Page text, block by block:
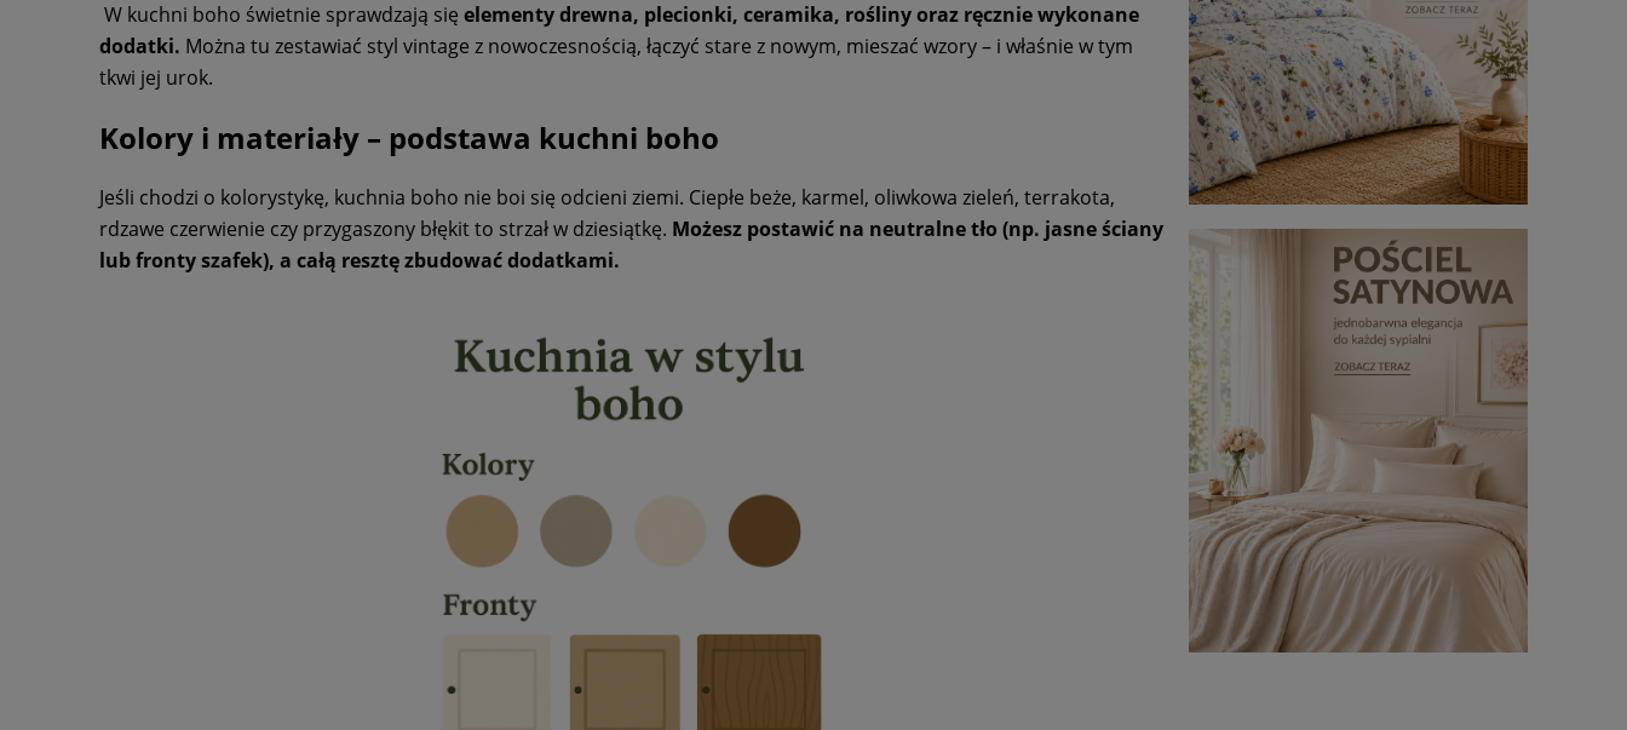
W kuchni boho świetnie sprawdzają się elementy drewna, plecionki, ceramika, rośliny oraz ręcznie wykonane
dodatki. Można tu zestawiać styl vintage z nowoczesnością, łączyć stare z nowym, mieszać wzory – i właśnie w tym
tkwi jej urok.
Kolory i materiały – podstawa kuchni boho
Jeśli chodzi o kolorystykę, kuchnia boho nie boi się odcieni ziemi. Ciepłe beże, karmel, oliwkowa zieleń, terrakota,
rdzawe czerwienie czy przygaszony błękit to strzał w dziesiątkę. Możesz postawić na neutralne tło (np. jasne ściany
lub fronty szafek), a całą resztę zbudować dodatkami.